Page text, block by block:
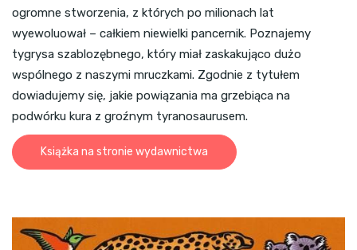
ogromne stworzenia, z których po milionach lat
wyewoluował – całkiem niewielki pancernik. Poznajemy
tygrysa szablozębnego, który miał zaskakująco dużo
wspólnego z naszymi mruczkami. Zgodnie z tytułem
dowiadujemy się, jakie powiązania ma grzebiąca na
podwórku kura z groźnym tyranosaurusem.
Książka na stronie wydawnictwa